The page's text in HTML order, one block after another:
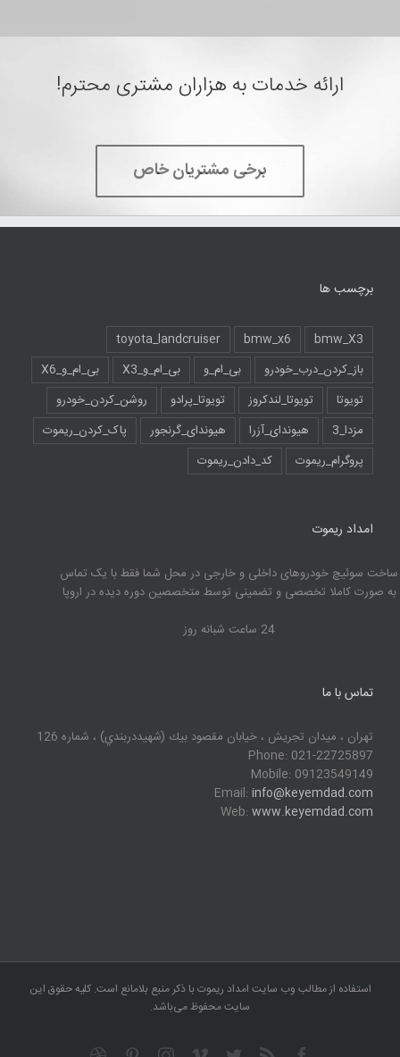
ارائه خدمات به هزاران مشتری محترم!
برخی مشتریان خاص
برچسب ها
bmw_X3
bmw_x6
toyota_landcruiser
باز_کردن_درب_خودرو
بی_ام_و بی_ام_و_X3
بی_ام_و_X6
تویوتا
تویوتا_لندکروز تویوتا_پرادو
روشن_کردن_خودرو
مزدا_3
هیوندای_آزرا هیوندای_گرنجور
پاک_کردن_ریموت
پروگرام_ریموت
کد_دادن_ریموت
امداد ریموت
ساخت سوئیچ خودروهای داخلی و خارجی در محل شما فقط با یک تماس
به صورت کاملا تخصصی و تضمینی توسط متخصصین دوره دیده در اروپا
24 ساعت شبانه روز
تماس با ما
تهران ، ميدان تجريش ، خيابان مقصود بيك (شهيددربندي) ، شماره 126
Phone: 021-22725897
Mobile: 09123549149
Email: info@keyemdad.com
Web: www.keyemdad.com
استفاده از مطالب وب سایت امداد ریموت با ذکر منبع بلامانع است. کلیه حقوق این
سایت محفوظ می‌باشد.